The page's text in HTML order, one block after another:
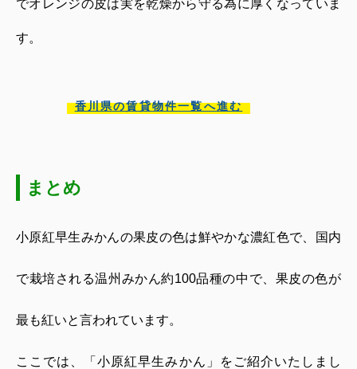
でオレンジの皮は実を乾燥から守る為に厚くなっていま
す。
香川県の賃貸物件一覧へ進む
まとめ
小原紅早生みかんの果皮の色は鮮やかな濃紅色で、国内
で栽培される温州みかん約100品種の中で、果皮の色が
最も紅いと言われています。
ここでは、「小原紅早生みかん」をご紹介いたしまし